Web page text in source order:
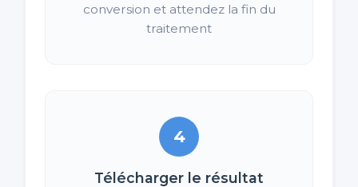
conversion et attendez la fin du
traitement
4
Télécharger le résultat